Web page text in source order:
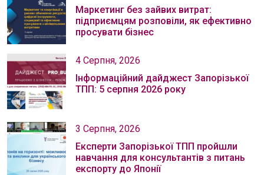
Маркетинг без зайвих витрат:
підприємцям розповіли, як ефективно
просувати бізнес
4 Серпня, 2026
Інформаційний дайджест Запорізької
ТПП: 5 серпня 2026 року
3 Серпня, 2026
Експерти Запорізької ТПП пройшли
навчання для консультантів з питань
експорту до Японії